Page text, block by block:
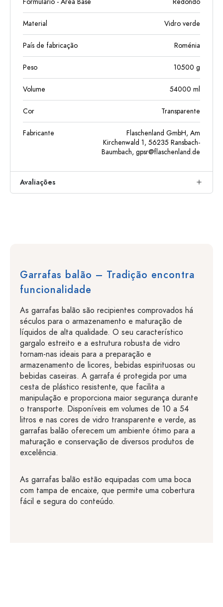
Material Vidro verde
País de fabricação Roménia
Peso 10500 g
Volume 54000 ml
Cor Transparente
Fabricante
Flaschenland GmbH, Am
Kirchenwald 1, 56235 Ransbach-
Baumbach, gpsr@flaschenland.de
Avaliações
Garrafas balão – Tradição encontra
funcionalidade
As garrafas balão são recipientes comprovados há
séculos para o armazenamento e maturação de
líquidos de alta qualidade. O seu característico
gargalo estreito e a estrutura robusta de vidro
tornam-nas ideais para a preparação e
armazenamento de licores, bebidas espirituosas ou
bebidas caseiras. A garrafa é protegida por uma
cesta de plástico resistente, que facilita a
manipulação e proporciona maior segurança durante
o transporte. Disponíveis em volumes de 10 a 54
litros e nas cores de vidro transparente e verde, as
garrafas balão oferecem um ambiente ótimo para a
maturação e conservação de diversos produtos de
excelência.
As garrafas balão estão equipadas com uma boca
com tampa de encaixe, que permite uma cobertura
fácil e segura do conteúdo.